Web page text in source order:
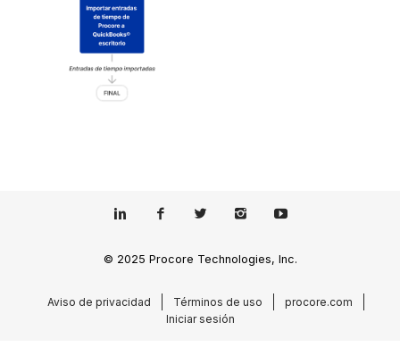
© 2025 Procore Technologies, Inc.
Aviso de privacidad Términos de uso
procore.com
Iniciar sesión